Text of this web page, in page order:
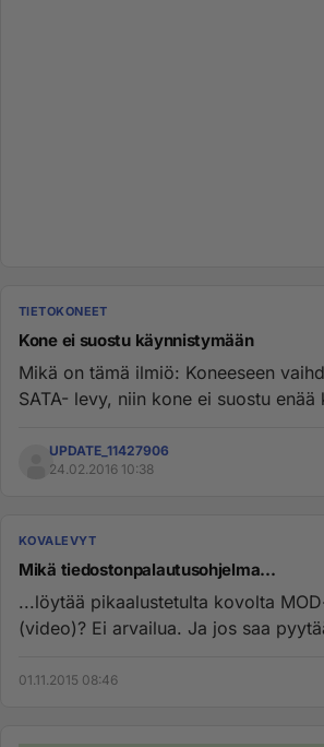
TIETOKONEET
Kone ei suostu käynnistymään
Mikä on tämä ilmiö: Koneeseen
UPDATE_11427906
24.02.2016 10:38
KOVALEVYT
Mikä tiedostonpalautusohjelma...
...löytää pikaalustetulta kovolta
(video)? Ei arvailua. Ja jos saa
01.11.2015 08:46